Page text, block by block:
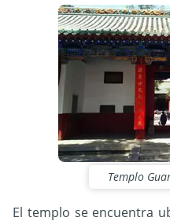
Templo
El templo se encuentra